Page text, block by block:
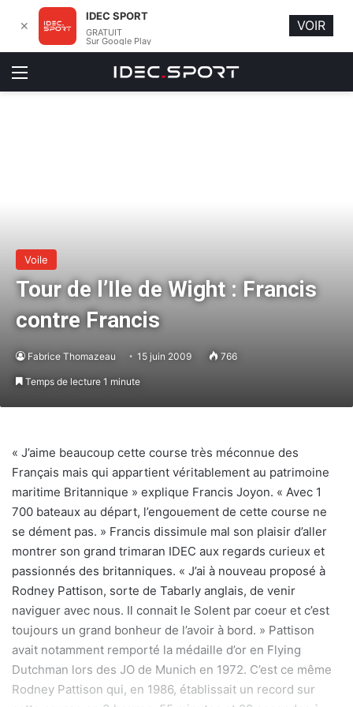
Menu
Voile
Tour de l’Ile de Wight : Francis
contre Francis
Fabrice Thomazeau 15 juin 2009 766
Temps de lecture 1 minute
« J’aime beaucoup cette course très méconnue des
Français mais qui appartient véritablement au patrimoine
maritime Britannique » explique Francis Joyon. « Avec 1
700 bateaux au départ, l’engouement de cette course ne
se dément pas. » Francis dissimule mal son plaisir d’aller
montrer son grand trimaran IDEC aux regards curieux et
passionnés des britanniques. « J’ai à nouveau proposé à
Rodney Pattison, sorte de Tabarly anglais, de venir
naviguer avec nous. Il connait le Solent par coeur et c’est
toujours un grand bonheur de l’avoir à bord. » Pattison
avait notamment remporté la médaille d’or en Flying
Dutchman lors des JO de Munich en 1972. C’est ce même
Rodney Pattison qui, en 1986, établissait un record sur
✕
IDEC SPORT
GRATUIT
Sur Google Play
VOIR